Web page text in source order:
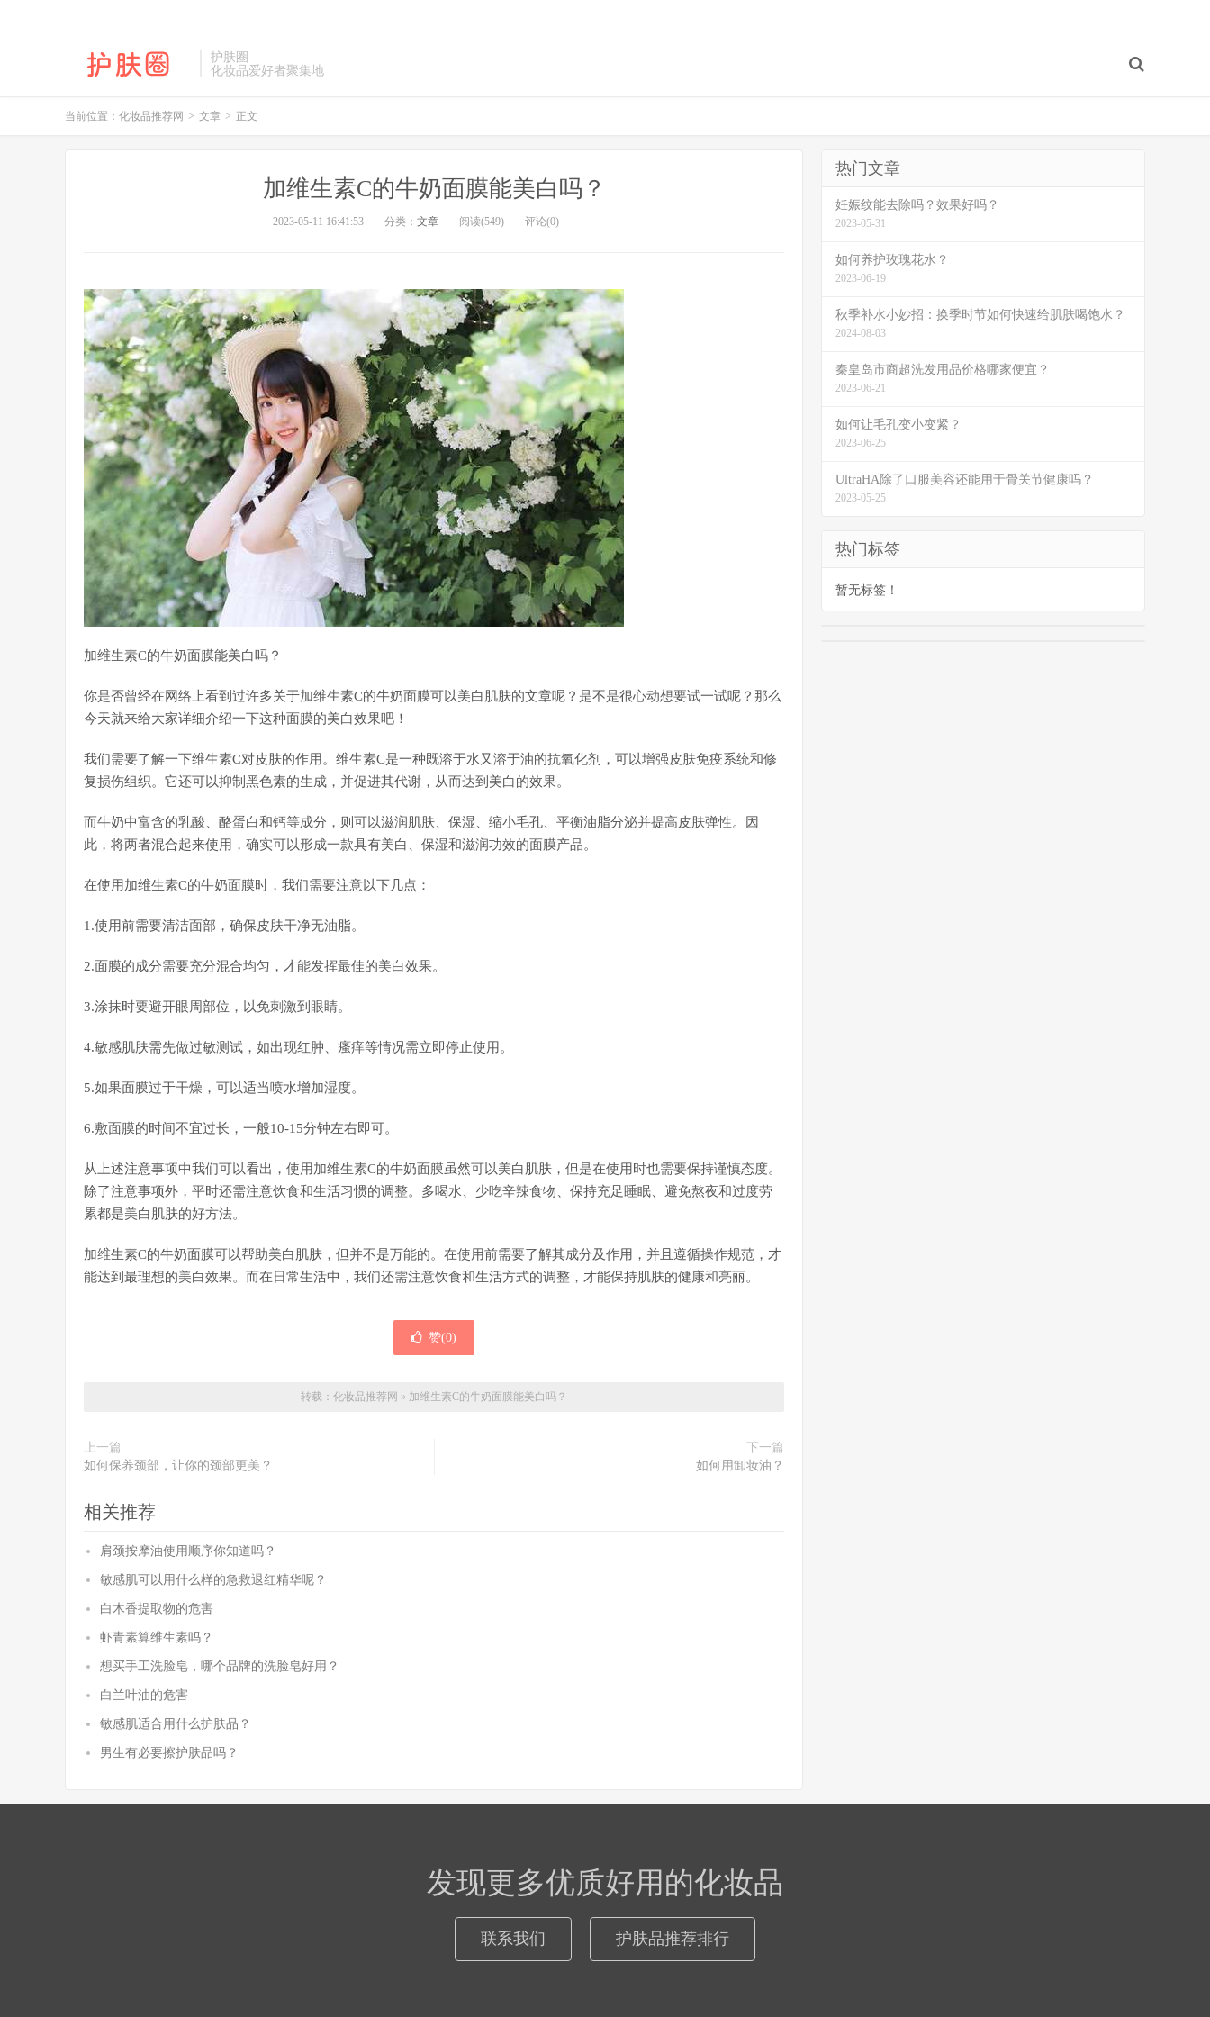
护肤圈
化妆品爱好者聚集地
当前位置： 化妆品推荐网 > 文章 > 正文
加维生素C的牛奶面膜能美白吗？
2023-05-11 16:41:53 分类： 文章 阅读(549) 评论(0)
加维生素C的牛奶面膜能美白吗？
你是否曾经在网络上看到过许多关于加维生素C的牛奶面膜可以美白肌肤的文章呢？是不是很心动想要试一试呢？那么
今天就来给大家详细介绍一下这种面膜的美白效果吧！
我们需要了解一下维生素C对皮肤的作用。维生素C是一种既溶于水又溶于油的抗氧化剂，可以增强皮肤免疫系统和修
复损伤组织。它还可以抑制黑色素的生成，并促进其代谢，从而达到美白的效果。
而牛奶中富含的乳酸、酪蛋白和钙等成分，则可以滋润肌肤、保湿、缩小毛孔、平衡油脂分泌并提高皮肤弹性。因
此，将两者混合起来使用，确实可以形成一款具有美白、保湿和滋润功效的面膜产品。
在使用加维生素C的牛奶面膜时，我们需要注意以下几点：
1.使用前需要清洁面部，确保皮肤干净无油脂。
2.面膜的成分需要充分混合均匀，才能发挥最佳的美白效果。
3.涂抹时要避开眼周部位，以免刺激到眼睛。
4.敏感肌肤需先做过敏测试，如出现红肿、瘙痒等情况需立即停止使用。
5.如果面膜过于干燥，可以适当喷水增加湿度。
6.敷面膜的时间不宜过长，一般10-15分钟左右即可。
从上述注意事项中我们可以看出，使用加维生素C的牛奶面膜虽然可以美白肌肤，但是在使用时也需要保持谨慎态度。
除了注意事项外，平时还需注意饮食和生活习惯的调整。多喝水、少吃辛辣食物、保持充足睡眠、避免熬夜和过度劳
累都是美白肌肤的好方法。
加维生素C的牛奶面膜可以帮助美白肌肤，但并不是万能的。在使用前需要了解其成分及作用，并且遵循操作规范，才
能达到最理想的美白效果。而在日常生活中，我们还需注意饮食和生活方式的调整，才能保持肌肤的健康和亮丽。
赞(0)
转载： 化妆品推荐网 » 加维生素C的牛奶面膜能美白吗？
上一篇
如何保养颈部，让你的颈部更美？
下一篇
如何用卸妆油？
相关推荐
肩颈按摩油使用顺序你知道吗？
敏感肌可以用什么样的急救退红精华呢？
白木香提取物的危害
虾青素算维生素吗？
想买手工洗脸皂，哪个品牌的洗脸皂好用？
白兰叶油的危害
敏感肌适合用什么护肤品？
男生有必要擦护肤品吗？
热门文章
妊娠纹能去除吗？效果好吗？
2023-05-31
如何养护玫瑰花水？
2023-06-19
秋季补水小妙招：换季时节如何快速给肌肤喝饱水？
2024-08-03
秦皇岛市商超洗发用品价格哪家便宜？
2023-06-21
如何让毛孔变小变紧？
2023-06-25
UltraHA除了口服美容还能用于骨关节健康吗？
2023-05-25
热门标签
暂无标签！
发现更多优质好用的化妆品
联系我们 护肤品推荐排行